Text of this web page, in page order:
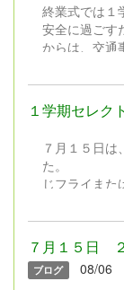
児童クラブの子は、朝学校に来て行
いました。
終業式では１
安全に過ごす
からは、交通
やネットモラル
よる「勇気１
た。元気100
たが、みんな
１学期セレク
７月１５日は
た。
じフライまた
デザートは、
ゼリー。 暑
なの好きなわ
食べやすいメ
７月１５日
ブログ 08/06